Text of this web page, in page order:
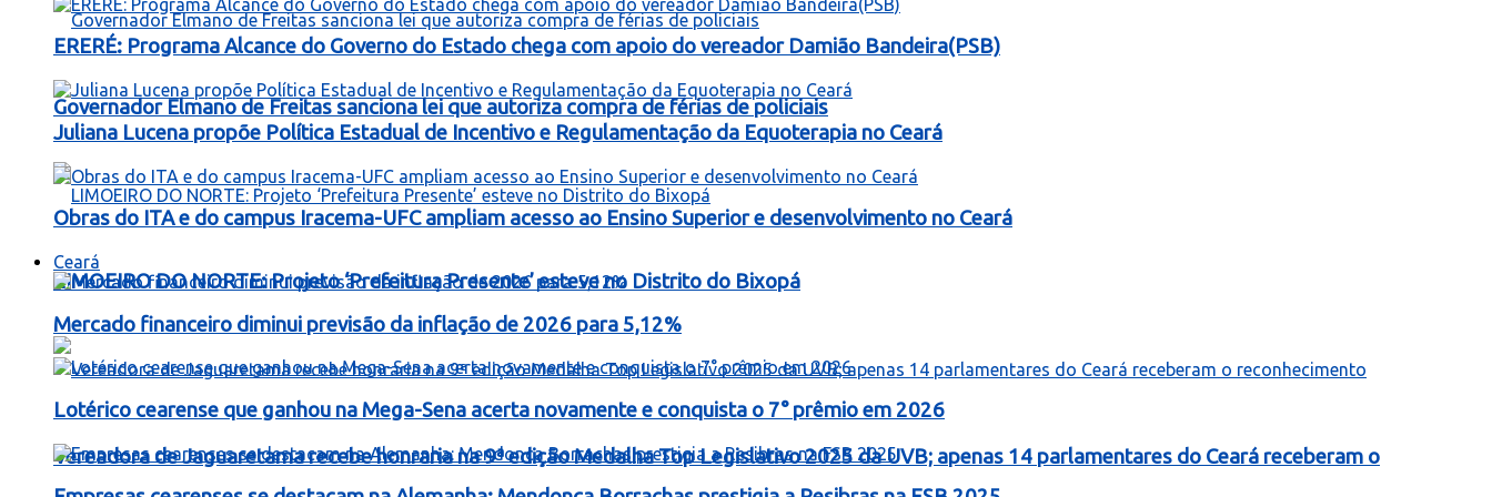
Governador Elmano de Freitas sanciona lei que autoriza compra de férias de policiais
LIMOEIRO DO NORTE: Projeto ‘Prefeitura Presente’ esteve no Distrito do Bixopá
Vereadora de Jaguaretama recebe honraria na 9ª edição Medalha Top Legislativo 2025 da UVB; apenas 14 parlamentares do Ceará receberam o
ERERÉ: Programa Alcance do Governo do Estado chega com apoio do vereador Damião Bandeira(PSB)
Juliana Lucena propõe Política Estadual de Incentivo e Regulamentação da Equoterapia no Ceará
Obras do ITA e do campus Iracema-UFC ampliam acesso ao Ensino Superior e desenvolvimento no Ceará
Ceará
Mercado financeiro diminui previsão da inflação de 2026 para 5,12%
Lotérico cearense que ganhou na Mega-Sena acerta novamente e conquista o 7° prêmio em 2026